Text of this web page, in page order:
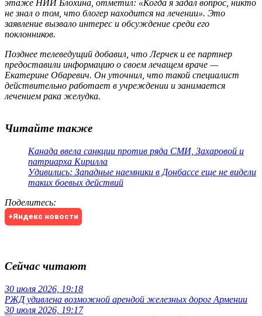
этаже НИИ Блохина, отметил: «Когда я задал вопрос, никто
не знал о том, что блогер находится на лечении». Это
заявление вызвало интерес и обсуждение среди его
поклонников.
Позднее телеведущий добавил, что Лерчек и ее партнер
предоставили информацию о своем лечащем враче —
Екатерине Обаревич. Он уточнил, что такой специалист
действительно работает в учреждении и занимается
лечением рака желудка.
Читайте также
Канада ввела санкции против ряда СМИ, Захаровой и
патриарха Кирилла
Удивились: Западные наемники в Донбассе еще не видели
таких боевых действий
Поделитесь:
+Яндекс новости
Сейчас читают
30 июля 2026, 19:18
РЖД удивлена возможной арендой железных дорог Армении
30 июля 2026, 19:17